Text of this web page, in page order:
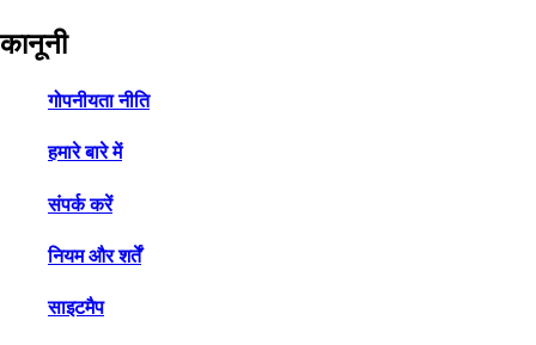
कानूनी
गोपनीयता नीति
हमारे बारे में
संपर्क करें
नियम और शर्तें
साइटमैप